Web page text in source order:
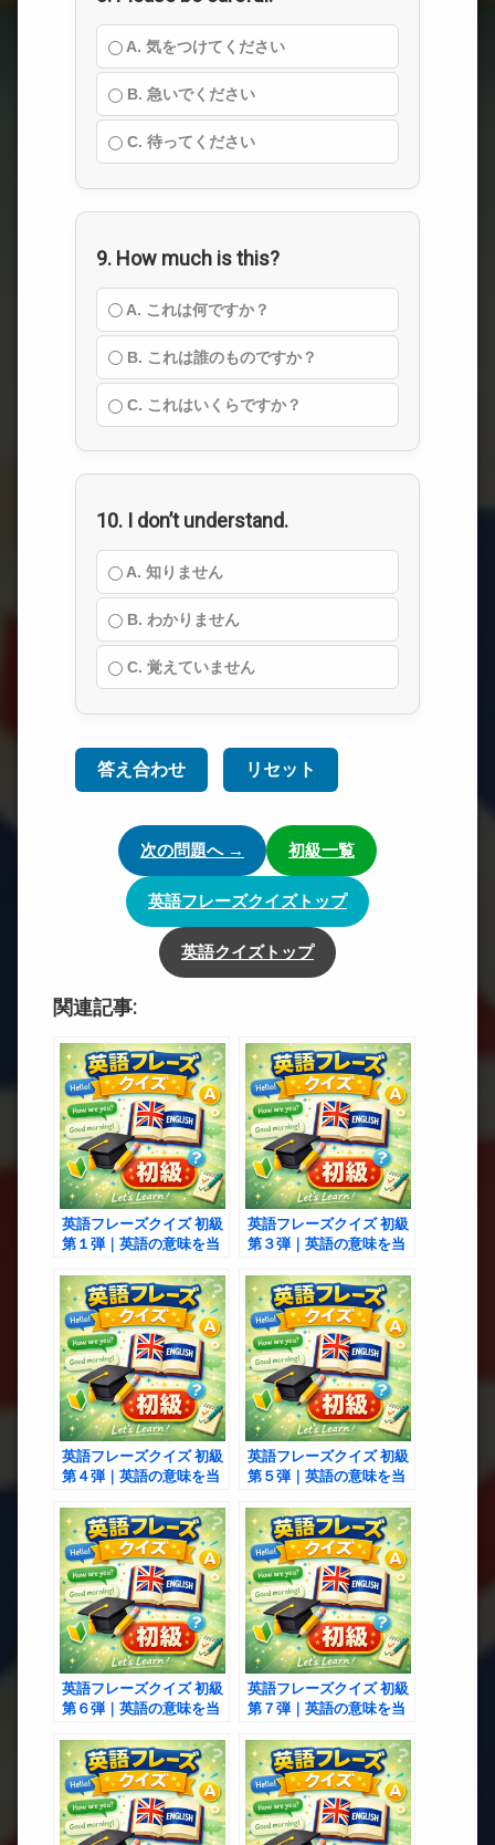
A. 気をつけてください
B. 急いでください
C. 待ってください
9. How much is this?
A. これは何ですか？
B. これは誰のものですか？
C. これはいくらですか？
10. I don’t understand.
A. 知りません
B. わかりません
C. 覚えていません
答え合わせ リセット
次の問題へ → 初級一覧
英語フレーズクイズトップ
英語クイズトップ
関連記事:
英語フレーズクイズ 初級
第１弾｜英語の意味を当
英語フレーズクイズ 初級
第３弾｜英語の意味を当
英語フレーズクイズ 初級
第４弾｜英語の意味を当
英語フレーズクイズ 初級
第５弾｜英語の意味を当
英語フレーズクイズ 初級
第６弾｜英語の意味を当
英語フレーズクイズ 初級
第７弾｜英語の意味を当